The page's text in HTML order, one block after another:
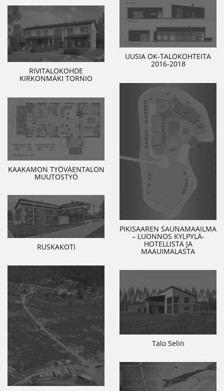
UUSIA OK-TALOKOHTEITA
2016-2018
RIVITALOKOHDE
KIRKONMÄKI TORNIO
PIKISAAREN SAUNAMAAILMA
– LUONNOS KYLPYLÄ-
HOTELLISTA JA
MAAUIMALASTA
KAAKAMON TYÖVÄENTALON
MUUTOSTYÖ
RUSKAKOTI
Talo Selin